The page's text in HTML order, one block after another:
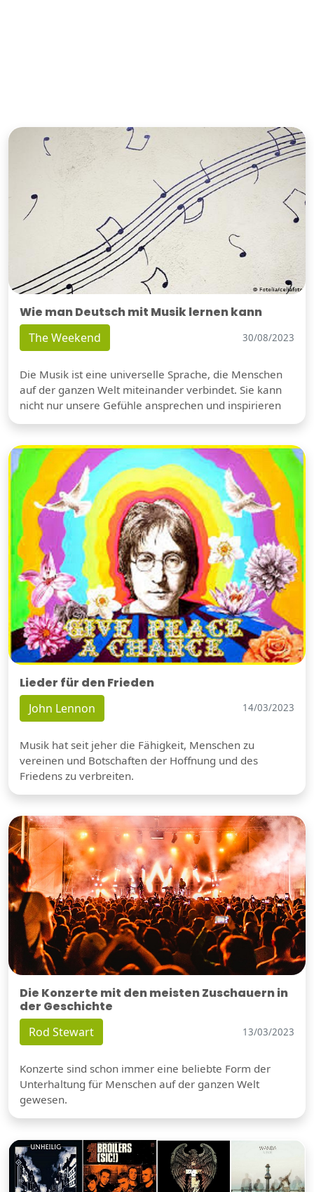
Wie man Deutsch mit Musik lernen kann
The Weekend 30/08/2023
Die Musik ist eine universelle Sprache, die Menschen
auf der ganzen Welt miteinander verbindet. Sie kann
nicht nur unsere Gefühle ansprechen und inspirieren
Lieder für den Frieden
John Lennon 14/03/2023
Musik hat seit jeher die Fähigkeit, Menschen zu
vereinen und Botschaften der Hoffnung und des
Friedens zu verbreiten.
Die Konzerte mit den meisten Zuschauern in
der Geschichte
Rod Stewart 13/03/2023
Konzerte sind schon immer eine beliebte Form der
Unterhaltung für Menschen auf der ganzen Welt
gewesen.